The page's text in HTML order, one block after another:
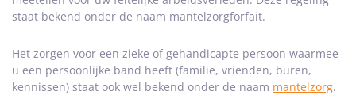
staat bekend onder de naam mantelzorgforfait.
Het zorgen voor een zieke of gehandicapte persoon waarmee
u een persoonlijke band heeft (familie, vrienden, buren,
kennissen) staat ook wel bekend onder de naam mantelzorg.